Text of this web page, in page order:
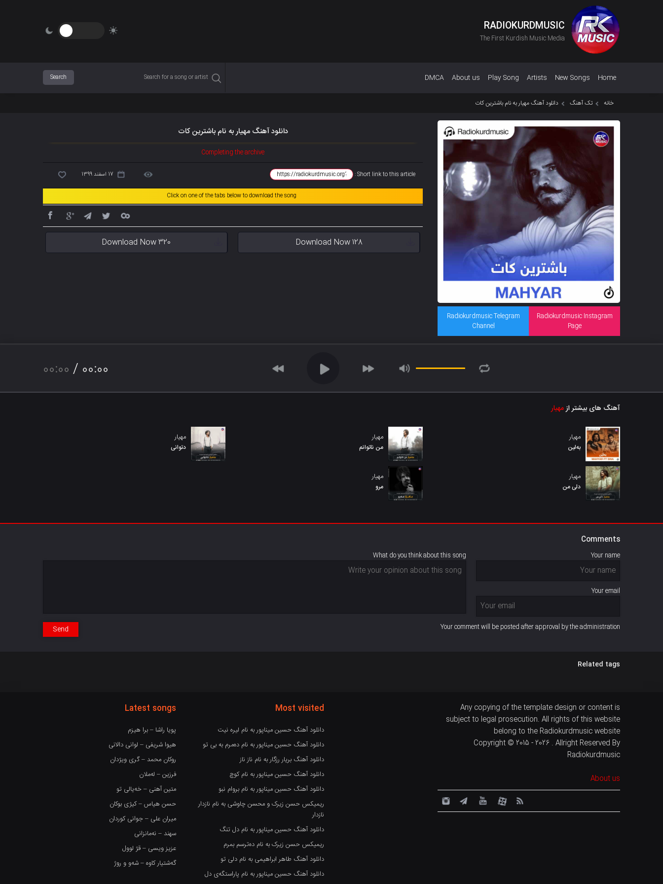
RADIOKURDMUSIC
The First Kurdish Music Media
Home
New Songs
Artists
Play Song
About us
DMCA
خانه تک آهنگ دانلود آهنگ مهیار به نام باشترین کات
Radiokurdmusic Instagram
Page
Radiokurdmusic Telegram
Channel
دانلود آهنگ مهیار به نام باشترین کات
Completing the archive
Short link to this article : 17 اسفند 1399
Click on one of the tabs below to download the song
Download Now 128
Download Now 320
00:00 / 00:00
آهنگ های بیشتر ازمهیار
مهیار
بەلین
مهیار
من ناتوانم
مهیار
دتوانی
مهیار
دلی من
مهیار
مرو
Comments
Your name
Your email
What do you think about this song
Your comment will be posted after approval by the administration
Send
Related tags
Any copying of the template design or content is
subject to legal prosecution. All rights of this website
belong to the Radiokurdmusic website
Copyright © 2015 - 2026 . Allright Reserved By
Radiokurdmusic
About us
Most visited
دانلود آهنگ حسین میناپور به نام لیره نیت
دانلود آهنگ حسین میناپور به نام دەمرم بە بی تو
دانلود آهنگ بریار رزگار به نام ناز ناز
دانلود آهنگ حسین میناپور به نام کوچ
دانلود آهنگ حسین میناپور به نام بروام نبو
ریمیکس حسن زیرک و محسن چاوشی به نام نازدار
نازدار
دانلود آهنگ حسین میناپور به نام دل تنگ
ریمیکس حسن زیرک به نام دەترسم بمرم
دانلود آهنگ طاهر ابراهیمی به نام دلی تو
دانلود آهنگ حسین میناپور به نام پاراستگەی دل
Latest songs
پویا راشا – برا هیزم
هیوا شریفی – لوانی دالانی
روکان محمد – گری ویژدان
فرزین – لەملان
متین آهنی – خەیالی تو
حسن هیاس – کیژی بوکان
میران علی – جوانی کوردان
سهند – نەمانزانی
عزیز ویسی – قژ لوول
گەشتیار کاوە – شەو و روژ